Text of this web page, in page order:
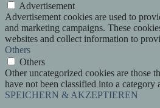
Advertisement
Advertisement cookies are used to
and marketing campaigns. These
websites and collect information to
Others
Others
Other uncategorized cookies are those
have not been classified into a category
SPEICHERN & AKZEPTIEREN